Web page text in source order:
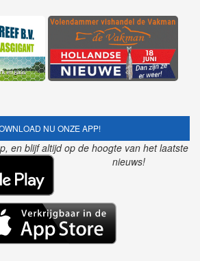
NU ONZE APP!
en blijf altijd op de hoogte van het laatste
nieuws!